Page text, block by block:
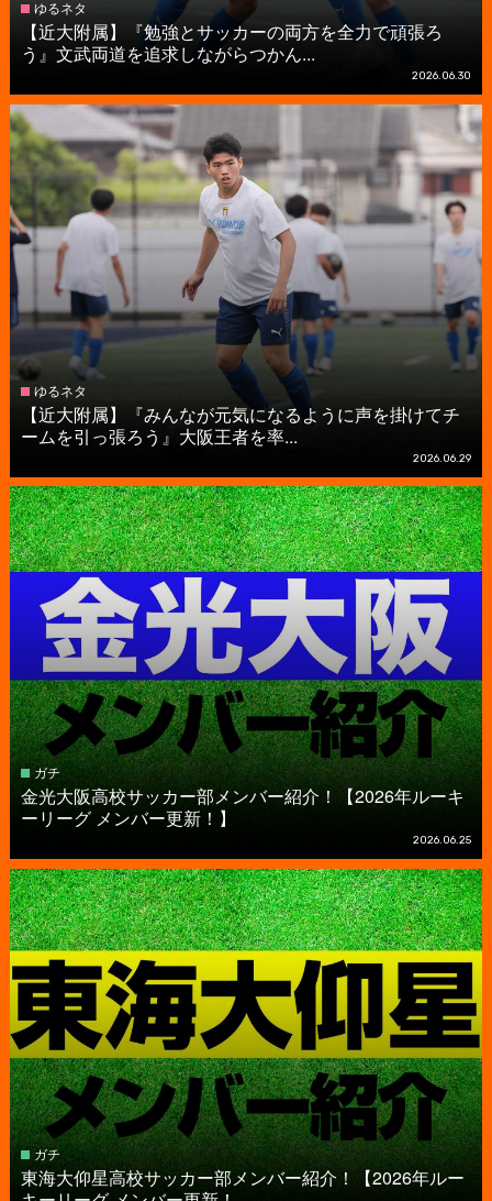
ゆるネタ
【近大附属】『勉強とサッカーの両方を全力で頑張ろ
う』文武両道を追求しながらつかん...
2026.06.30
ゆるネタ
【近大附属】『みんなが元気になるように声を掛けてチ
ームを引っ張ろう』大阪王者を率...
2026.06.29
ガチ
金光大阪高校サッカー部メンバー紹介！【2026年ルーキ
ーリーグ メンバー更新！】
2026.06.25
ガチ
東海大仰星高校サッカー部メンバー紹介！【2026年ルー